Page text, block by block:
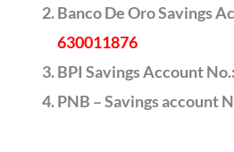
Banco De Oro Savings
630011876
BPI Savings Account No.:
PNB – Savings account